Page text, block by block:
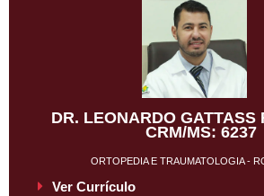
DR. LEONARDO GATTASS
CRM/MS: 6237
ORTOPEDIA E TRAUMATOLOGIA -
Ver Currículo